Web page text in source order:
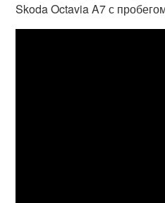
Skoda Octavia A7 с